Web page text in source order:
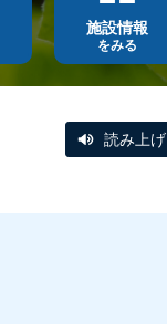
施設情報
をみる
読み上げ